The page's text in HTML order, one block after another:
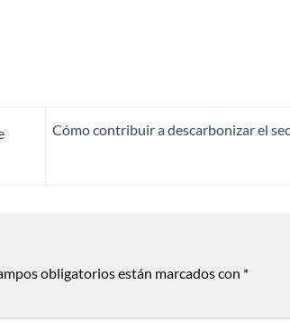
Cómo contribuir a descarbonizar el
obligatorios están marcados con *